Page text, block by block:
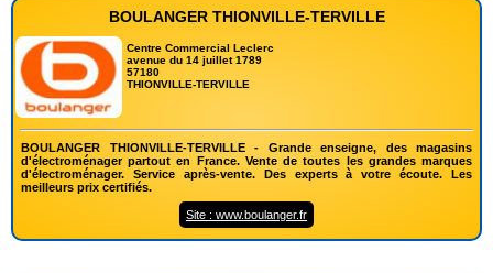
BOULANGER THIONVILLE-TERVILLE
Centre Commercial Leclerc
avenue du 14 juillet 1789
57180
THIONVILLE-TERVILLE
BOULANGER THIONVILLE-TERVILLE - Grande enseigne, des magasins
d'électroménager partout en France. Vente de toutes les grandes marques
d'électroménager. Service après-vente. Des experts à votre écoute. Les
meilleurs prix certifiés.
Site : www.boulanger.fr